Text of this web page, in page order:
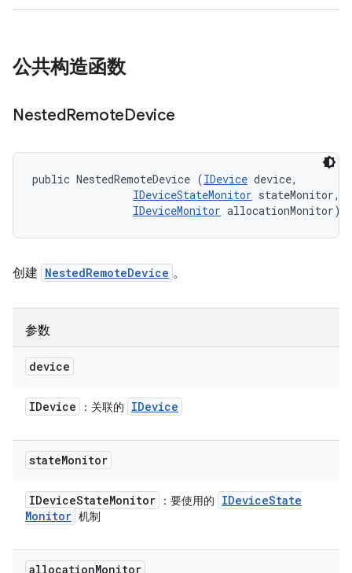
公共构造函数
NestedRemoteDevice
public NestedRemoteDevice (IDevice device,
IDeviceStateMonitor stateMonitor,
IDeviceMonitor allocationMonitor)
创建 NestedRemoteDevice 。
参数
device
IDevice ：关联的 IDevice
stateMonitor
IDeviceStateMonitor ：要使用的 IDeviceState
Monitor 机制
allocationMonitor